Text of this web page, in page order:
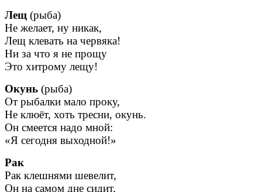
Лещ (рыба)
Не желает, ну никак,
Лещ клевать на червяка!
Ни за что я не прощу
Это хитрому лещу!
Окунь (рыба)
От рыбалки мало проку,
Не клюёт, хоть тресни, окунь.
Он смеется надо мной:
«Я сегодня выходной!»
Рак
Рак клешнями шевелит,
Он на самом дне сидит,